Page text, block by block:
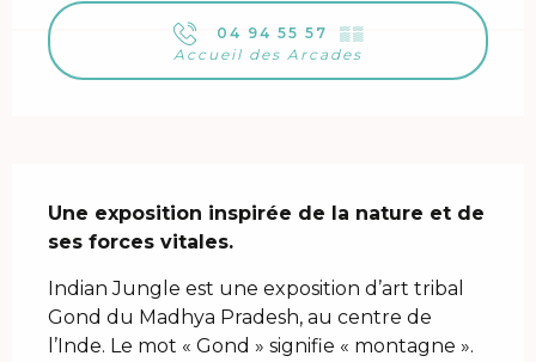
04 94 55 57 ▒▒
Accueil des Arcades
Une exposition inspirée de la nature et de
ses forces vitales.
Indian Jungle est une exposition d’art tribal
Gond du Madhya Pradesh, au centre de
l’Inde. Le mot « Gond » signifie « montagne ».